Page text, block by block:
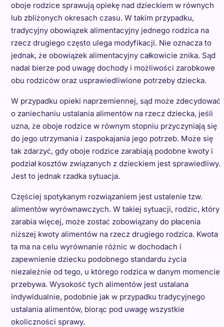
oboje rodzice sprawują opiekę nad dzieckiem w równych
lub zbliżonych okresach czasu. W takim przypadku,
tradycyjny obowiązek alimentacyjny jednego rodzica na
rzecz drugiego często ulega modyfikacji. Nie oznacza to
jednak, że obowiązek alimentacyjny całkowicie znika. Sąd
nadal bierze pod uwagę dochody i możliwości zarobkowe
obu rodziców oraz usprawiedliwione potrzeby dziecka.
W przypadku opieki naprzemiennej, sąd może zdecydować
o zaniechaniu ustalania alimentów na rzecz dziecka, jeśli
uzna, że oboje rodzice w równym stopniu przyczyniają się
do jego utrzymania i zaspokajania jego potrzeb. Może się
tak zdarzyć, gdy oboje rodzice zarabiają podobne kwoty i
podział kosztów związanych z dzieckiem jest sprawiedliwy.
Jest to jednak rzadka sytuacja.
Częściej spotykanym rozwiązaniem jest ustalenie tzw.
alimentów wyrównawczych. W takiej sytuacji, rodzic, który
zarabia więcej, może zostać zobowiązany do płacenia
niższej kwoty alimentów na rzecz drugiego rodzica. Kwota
ta ma na celu wyrównanie różnic w dochodach i
zapewnienie dziecku podobnego standardu życia
niezależnie od tego, u którego rodzica w danym momencie
przebywa. Wysokość tych alimentów jest ustalana
indywidualnie, podobnie jak w przypadku tradycyjnego
ustalania alimentów, biorąc pod uwagę wszystkie
okoliczności sprawy.